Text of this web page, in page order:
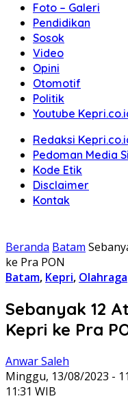
Foto – Galeri
Pendidikan
Sosok
Video
Opini
Otomotif
Politik
Youtube
Redaksi
Pedoman Media
Kode Etik
Disclaimer
Kontak
Beranda Batam
ke Pra PON
Batam, Kepri, Olahraga
Sebanyak 12
Kepri ke Pra
Anwar Saleh
Minggu, 13/08/2023 -
11:31 WIB